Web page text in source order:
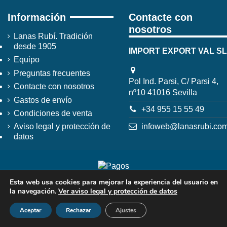
Información
Lanas Rubí. Tradición
desde 1905
Equipo
Preguntas frecuentes
Contacte con nosotros
Gastos de envío
Condiciones de venta
Aviso legal y protección de
datos
Contacte con
nosotros
IMPORT EXPORT VAL SL
Pol Ind. Parsi, C/ Parsi 4,
nº10 41016 Sevilla
+34 955 15 55 49
Esta web usa cookies para mejorar la experiencia del usuario en
la navegación. Ver aviso legal y protección de datos
Aceptar Rechazar Ajustes